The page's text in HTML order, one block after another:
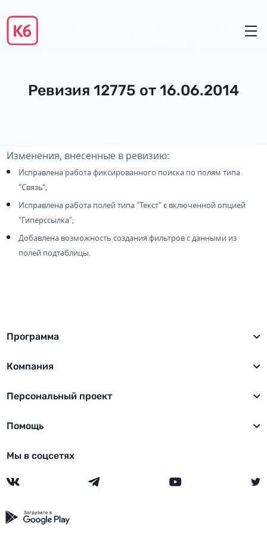
Ревизия 12775 от 16.06.2014
Изменения, внесенные в ревизию:
Исправлена работа фиксированного поиска по полям типа
"Связь";
Исправлена работа полей типа "Текст" с включенной опцией
"Гиперссылка";
Добавлена возможность создания фильтров с данными из
полей подтаблицы.
Программа
Компания
Персональный проект
Помощь
Мы в соцсетях